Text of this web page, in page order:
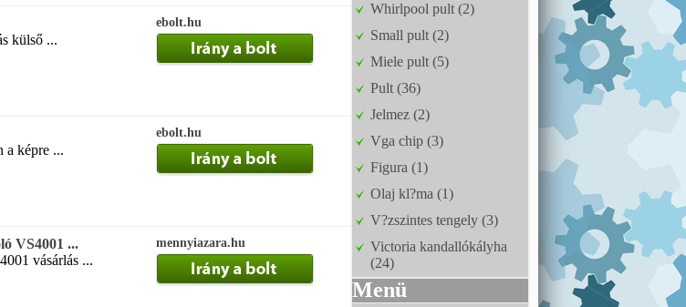
külső ...
ebolt.hu
a képre ...
ebolt.hu
VS4001 ...
vásárlás ...
mennyiazara.hu
Whirlpool pult (2)
Small pult (2)
Miele pult (5)
Pult (36)
Jelmez (2)
Vga chip (3)
Figura (1)
Olaj kl?ma (1)
V?zszintes tengely (3)
Victoria kandallókályha
(24)
Menü